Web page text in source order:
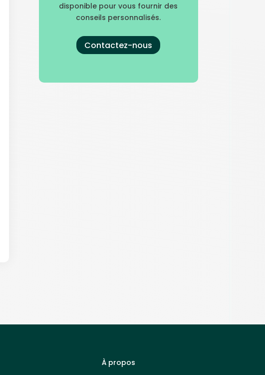
disponible pour vous fournir des
conseils personnalisés.
Contactez-nous
À propos